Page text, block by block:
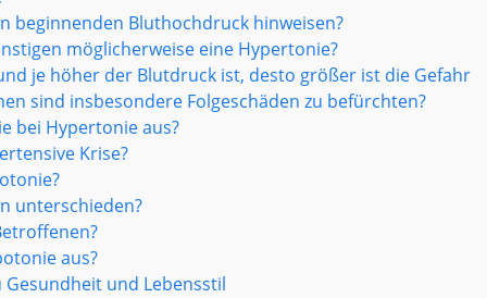
beginnenden Bluthochdruck hinweisen?
möglicherweise eine Hypertonie?
je höher der Blutdruck ist, desto größer ist die Gefahr
sind insbesondere Folgeschäden zu befürchten?
bei Hypertonie aus?
Krise?
unterschieden?
aus?
und Lebensstil